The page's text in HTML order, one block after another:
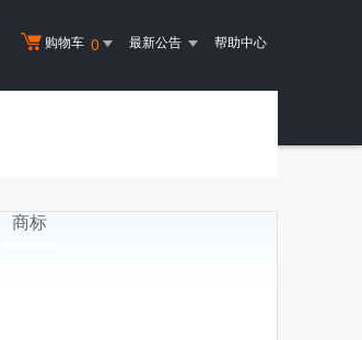
购物车 0 最新公告 帮助中心
商标